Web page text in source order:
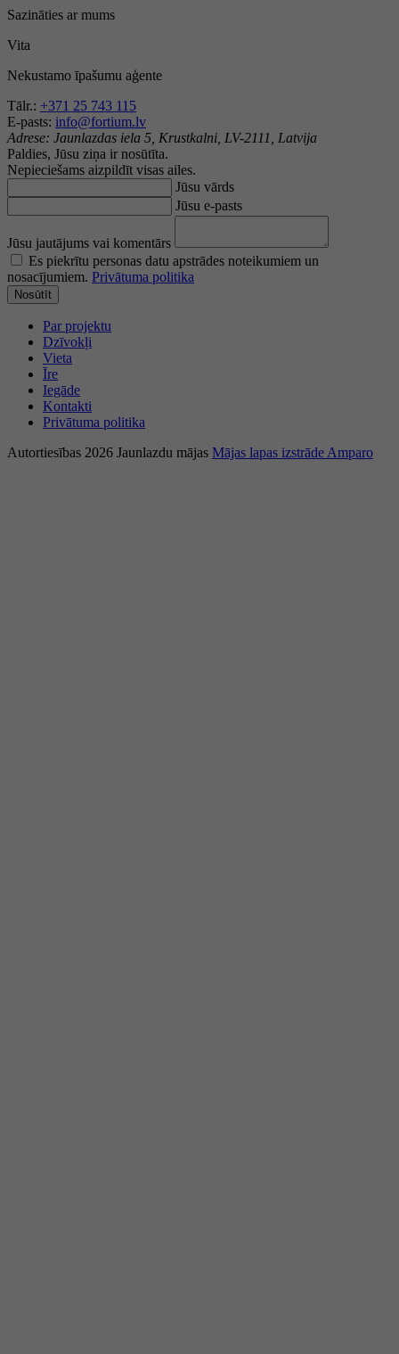
Sazināties ar mums
Vita
Nekustamo īpašumu aģente
Tālr.: +371 25 743 115
E-pasts: info@fortium.lv
Adrese: Jaunlazdas iela 5, Krustkalni, LV-2111, Latvija
Paldies, Jūsu ziņa ir nosūtīta.
Nepieciešams aizpildīt visas ailes.
Jūsu vārds
Jūsu e-pasts
Jūsu jautājums vai komentārs
Es piekrītu personas datu apstrādes noteikumiem un
nosacījumiem. Privātuma politika
Nosūtīt
Par projektu
Dzīvokļi
Vieta
Īre
Iegāde
Kontakti
Privātuma politika
Autortiesības 2026 Jaunlazdu mājas Mājas lapas izstrāde Amparo